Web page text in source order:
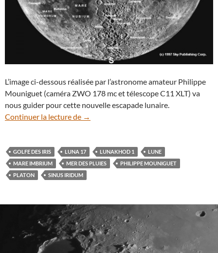
L’image ci-dessous réalisée par l’astronome amateur Philippe
Mouniguet (caméra ZWO 178 mc et télescope C11 XLT) va
nous guider pour cette nouvelle escapade lunaire.
Continuer la lecture de Paysages lunaires à explorer (7) : le
→
GOLFE DES IRIS LUNA 17 LUNAKHOD 1
LUNE
MARE IMBRIUM
MER DES PLUIES
PHILIPPE MOUNIGUET
PLATON
SINUS IRIDUM